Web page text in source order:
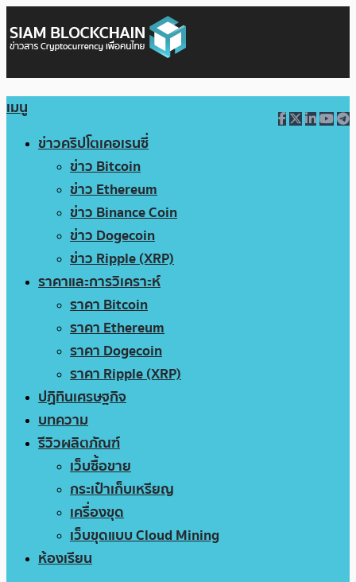
เมนู
ข่าวคริปโตเคอเรนซี่
ข่าว Bitcoin
ข่าว Ethereum
ข่าว Binance Coin
ข่าว Dogecoin
ข่าว Ripple (XRP)
ราคาและการวิเคราะห์
ราคา Bitcoin
ราคา Ethereum
ราคา Dogecoin
ราคา Ripple (XRP)
ปฏิทินเศรษฐกิจ
บทความ
รีวิวผลิตภัณฑ์
เว็บซื้อขาย
กระเป๋าเก็บเหรียญ
เครื่องขุด
เว็บขุดแบบ Cloud Mining
ห้องเรียน